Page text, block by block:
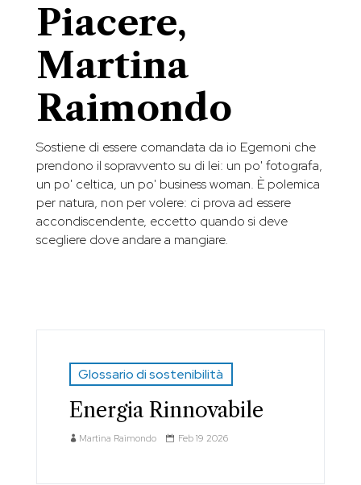
Piacere,
Martina
Raimondo
Sostiene di essere comandata da io Egemoni che
prendono il sopravvento su di lei: un po' fotografa,
un po' celtica, un po' business woman. È polemica
per natura, non per volere: ci prova ad essere
accondiscendente, eccetto quando si deve
scegliere dove andare a mangiare.
Glossario di sostenibilità
Energia Rinnovabile
Martina Raimondo Feb 19 2026